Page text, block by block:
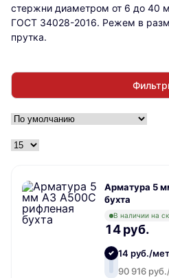
стержни диаметром от 6 до 40
ГОСТ 34028-2016. Режем в
прутка.
Арматура 5
бухта
В наличии на
14 руб.
14 руб./
90 916